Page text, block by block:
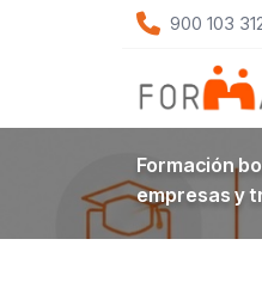
900 103
Formación
empresas y